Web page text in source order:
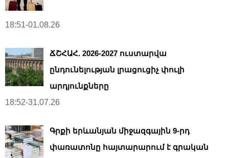
18:51-01.08.26
ՃՇՀԱՀ. 2026-2027 ուստարվա
ընդունելության լրացուցիչ փուլի
արդյունքները
18:52-31.07.26
Գրքի երևանյան միջազգային 9-րդ
փառատոնը հայտարարում է գրական